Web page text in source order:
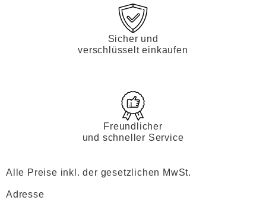
Sicher und
verschlüsselt einkaufen
Freundlicher
und schneller Service
Alle Preise inkl. der gesetzlichen MwSt.
Adresse